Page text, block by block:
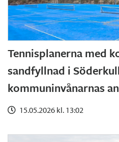
Tennisplanerna med
sandfyllnad i
kommuninvånarnas
15.05.2026 kl. 13:02